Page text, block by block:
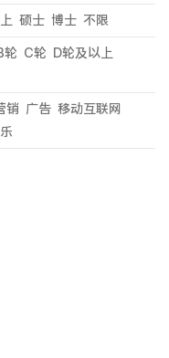
硕士 博士 不限
轮 C轮 D轮及以上
销 广告 移动互联网